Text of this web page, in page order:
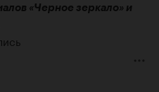
«Черное зеркало» и